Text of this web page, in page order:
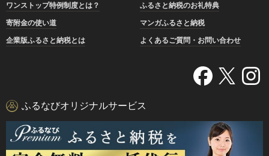
ワンストップ特例制度とは？
ふるさと納税のお礼特典
寄附金の使い道
マンガふるさと納税
企業版ふるさと納税とは
よくあるご質問・お問い合わせ
ふるなびオリジナルサービス